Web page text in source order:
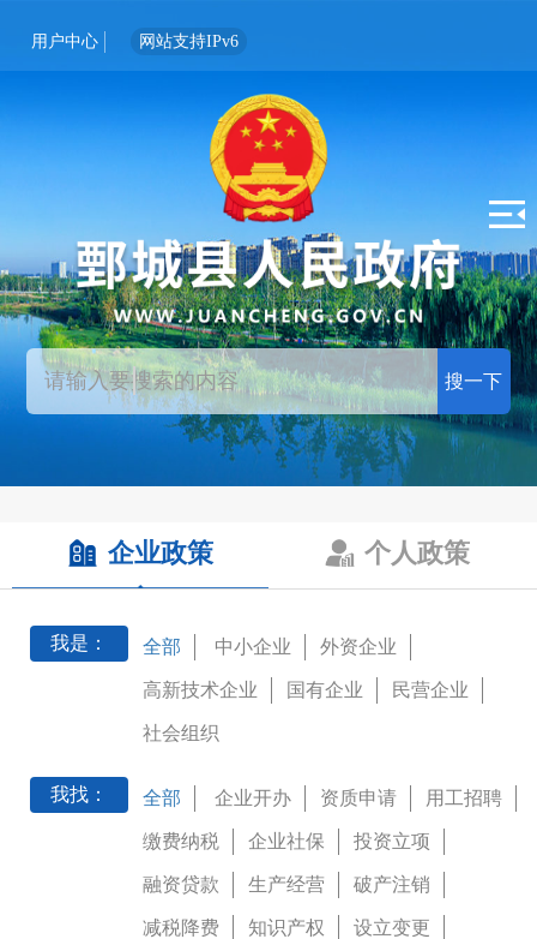
用户中心 网站支持IPv6
搜一下
企业政策 个人政策
我是： 全部 中小企业 外资企业
高新技术企业 国有企业 民营企业
社会组织
我找： 全部 企业开办 资质申请 用工招聘
缴费纳税 企业社保 投资立项
融资贷款 生产经营 破产注销
减税降费 知识产权 设立变更